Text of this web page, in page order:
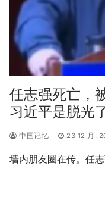
任志强死亡，
习近平是脱光
中国记忆 23 12 月,
墙内朋友圈在传。任